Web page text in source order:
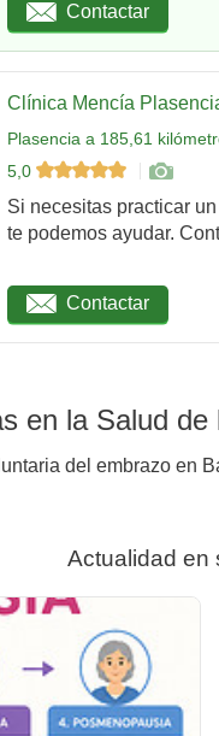
Contactar
Clínica Mencía
Plasencia a 185,61
5,0
Si necesitas practicar
te podemos ayudar.
Contactar
en la Salud
del embrazo en
Actualidad en